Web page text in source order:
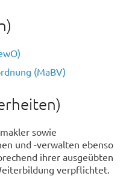
(MaBV)
sowie
und -verwalten ebenso
ihrer ausgeübten
verpflichtet.